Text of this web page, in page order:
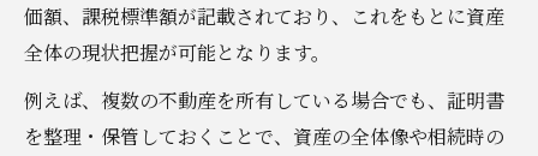
価額、課税標準額が記載されており、これをもとに資産
全体の現状把握が可能となります。
例えば、複数の不動産を所有している場合でも、証明書
を整理・保管しておくことで、資産の全体像や相続時の